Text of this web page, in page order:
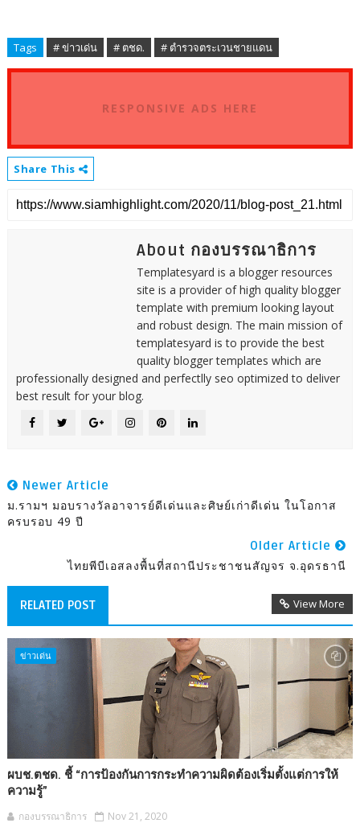
Tags # ข่าวเด่น # ตชด. # ตำรวจตระเวนชายแดน
RESPONSIVE ADS HERE
Share This
About กองบรรณาธิการ
Templatesyard is a blogger resources
site is a provider of high quality blogger
template with premium looking layout
and robust design. The main mission of
templatesyard is to provide the best
quality blogger templates which are
professionally designed and perfectlly seo optimized to deliver
best result for your blog.
Newer Article
ม.รามฯ มอบรางวัลอาจารย์ดีเด่นและศิษย์เก่าดีเด่น ในโอกาส
ครบรอบ 49 ปี
Older Article
ไทยพีบีเอสลงพื้นที่สถานีประชาชนสัญจร จ.อุดรธานี
RELATED POST View More
ข่าวเด่น
ผบช.ตชด. ชี้ “การป้องกันการกระทำความผิดต้องเริ่มตั้งแต่การให้
ความรู้”
กองบรรณาธิการ Nov 21, 2020